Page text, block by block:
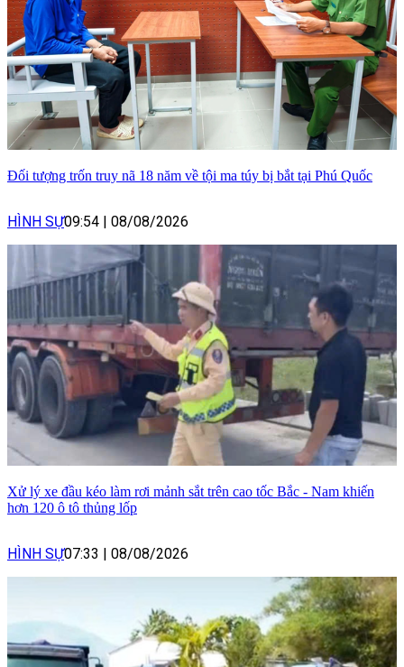
Đối tượng trốn truy nã 18 năm về tội ma túy bị bắt tại Phú Quốc
HÌNH SỰ09:54 08/08/2026
Xử lý xe đầu kéo làm rơi mảnh sắt trên cao tốc Bắc - Nam khiến
hơn 120 ô tô thủng lốp
HÌNH SỰ07:33 08/08/2026